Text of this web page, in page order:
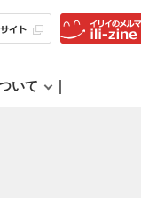
いて